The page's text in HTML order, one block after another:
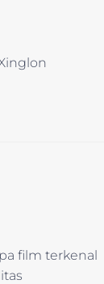
film terkenal